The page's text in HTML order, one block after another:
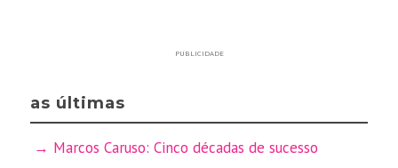
PUBLICIDADE
as últimas
Marcos Caruso: Cinco décadas de sucesso